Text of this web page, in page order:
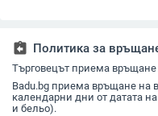
assignment_return Политика за
Търговецът приема връщане
Badu.bg приема връщане на
календарни дни от датата
и бельо).